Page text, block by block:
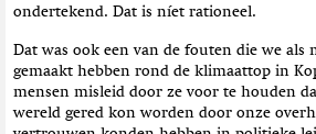
ondertekend. Dat is níet rationeel.
Dat was ook een van de fouten die we als
gemaakt hebben rond de klimaattop in
mensen misleid door ze voor te houden
wereld gered kon worden door onze